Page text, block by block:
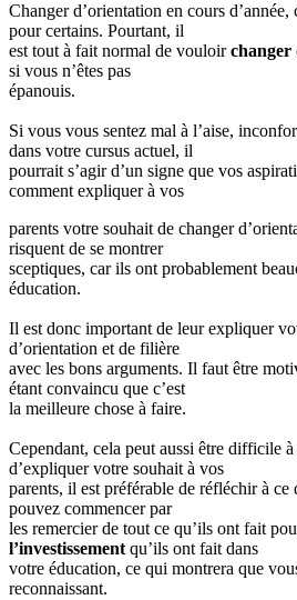
Changer d’orientation en cours d’année,
pour certains. Pourtant, il
est tout à fait normal de vouloirchanger
si vous n’êtes pas
épanouis.
Si vous vous sentez mal à l’aise,
dans votre cursus actuel, il
pourrait s’agir d’un signe que vos
comment expliquer à vos
parents votre souhait de changer
risquent de se montrer
sceptiques, car ils ont probablement
éducation.
Il est donc important de leur expliquer
d’orientation et de filière
avec les bons arguments. Il faut être
étant convaincu que c’est
la meilleure chose à faire.
Cependant, cela peut aussi être difficile
d’expliquer votre souhait à vos
parents, il est préférable de réfléchir à
pouvez commencer par
les remercier de tout ce qu’ils ont fait
l’investissement qu’ils ont fait dans
votre éducation, ce qui montrera que
reconnaissant.